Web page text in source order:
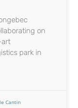
on
park in
Cantin